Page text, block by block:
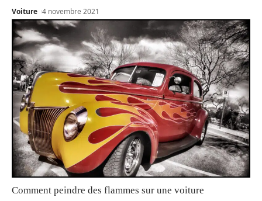
Voiture 4 novembre 2021
Comment peindre des flammes sur une voiture